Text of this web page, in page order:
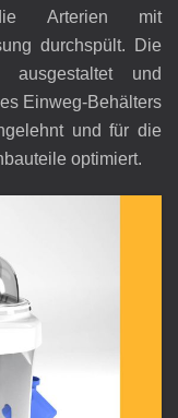
Arterien mit
durchspült. Die
ausgestaltet und
Einweg-Behälters
und für die
optimiert.